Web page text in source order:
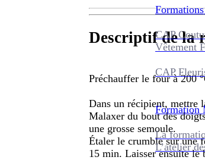
Formations
CAP
Vêtement
CAP
Formation
La
L’atelier
Descriptif de la
Préchauffer le four à 200
Dans un récipient, mettre
Malaxer du bout des
une grosse semoule.
Étaler le crumble sur une
15 min. Laisser ensuite le